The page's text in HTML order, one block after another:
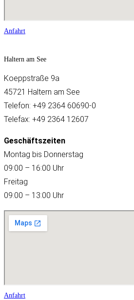
Anfahrt
Haltern am See
Koeppstraße 9a
45721 Haltern am See
Telefon: +49 2364 60690-0
Telefax: +49 2364 12607
Geschäftszeiten
Montag bis Donnerstag
09:00 – 16:00 Uhr
Freitag
09:00 – 13:00 Uhr
Anfahrt